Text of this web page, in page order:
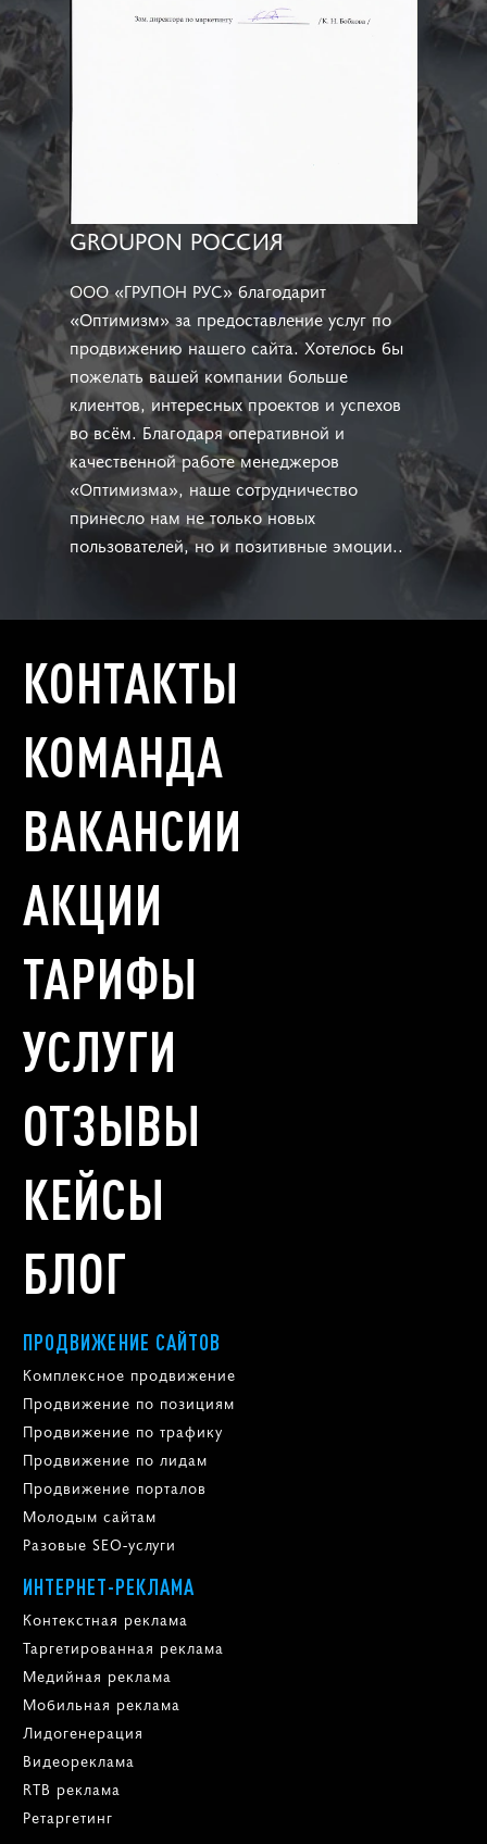
GROUPON РОССИЯ
ООО «ГРУПОН РУС» благодарит
«Оптимизм» за предоставление услуг по
продвижению нашего сайта. Хотелось бы
пожелать вашей компании больше
клиентов, интересных проектов и успехов
во всём. Благодаря оперативной и
качественной работе менеджеров
«Оптимизма», наше сотрудничество
принесло нам не только новых
пользователей, но и позитивные эмоции..
КОНТАКТЫ
КОМАНДА
ВАКАНСИИ
АКЦИИ
ТАРИФЫ
УСЛУГИ
ОТЗЫВЫ
КЕЙСЫ
БЛОГ
ПРОДВИЖЕНИЕ САЙТОВ
Комплексное продвижение
Продвижение по позициям
Продвижение по трафику
Продвижение по лидам
Продвижение порталов
Молодым сайтам
Разовые SEO-услуги
ИНТЕРНЕТ-РЕКЛАМА
Контекстная реклама
Таргетированная реклама
Медийная реклама
Мобильная реклама
Лидогенерация
Видеореклама
RTB реклама
Ретаргетинг